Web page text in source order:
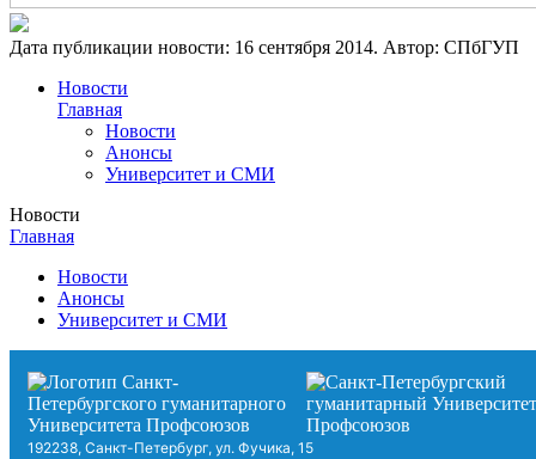
Дата публикации новости: 16 сентября 2014. Автор: СПбГУП
Новости
Главная
Новости
Анонсы
Университет и СМИ
Новости
Главная
Новости
Анонсы
Университет и СМИ
192238, Санкт-Петербург, ул. Фучика, 15